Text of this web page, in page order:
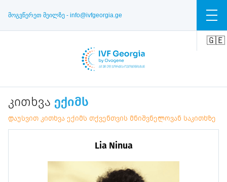
მოგვწერეთ მეილზე - info@ivfgeorgia.ge
🇬🇪
Კითხვა Ექიმს
დაუსვით კითხვა ექიმს თქვენთვის მნიშვნელოვან საკითხზე
Lia Ninua